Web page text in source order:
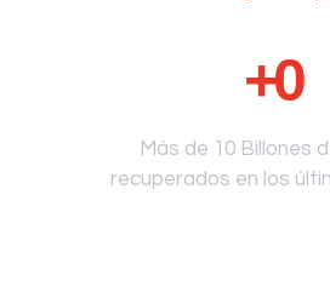
+0
Más de 10 Billones
recuperados en los